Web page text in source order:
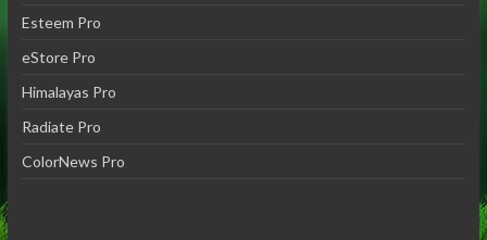
Esteem Pro
eStore Pro
Himalayas Pro
Radiate Pro
ColorNews Pro